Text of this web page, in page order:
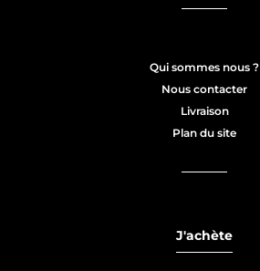
Qui sommes nous ?
Nous contacter
Livraison
Plan du site
J'achète